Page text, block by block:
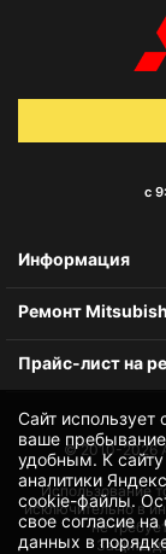
Сайт
ваше
удобным. К
аналитики
cookie-файлы.
своесогласие
данных в
с
Информация
Ремонт
Прайс-лист на
© 2010-2026
Использование
исключительно в
не
Защита